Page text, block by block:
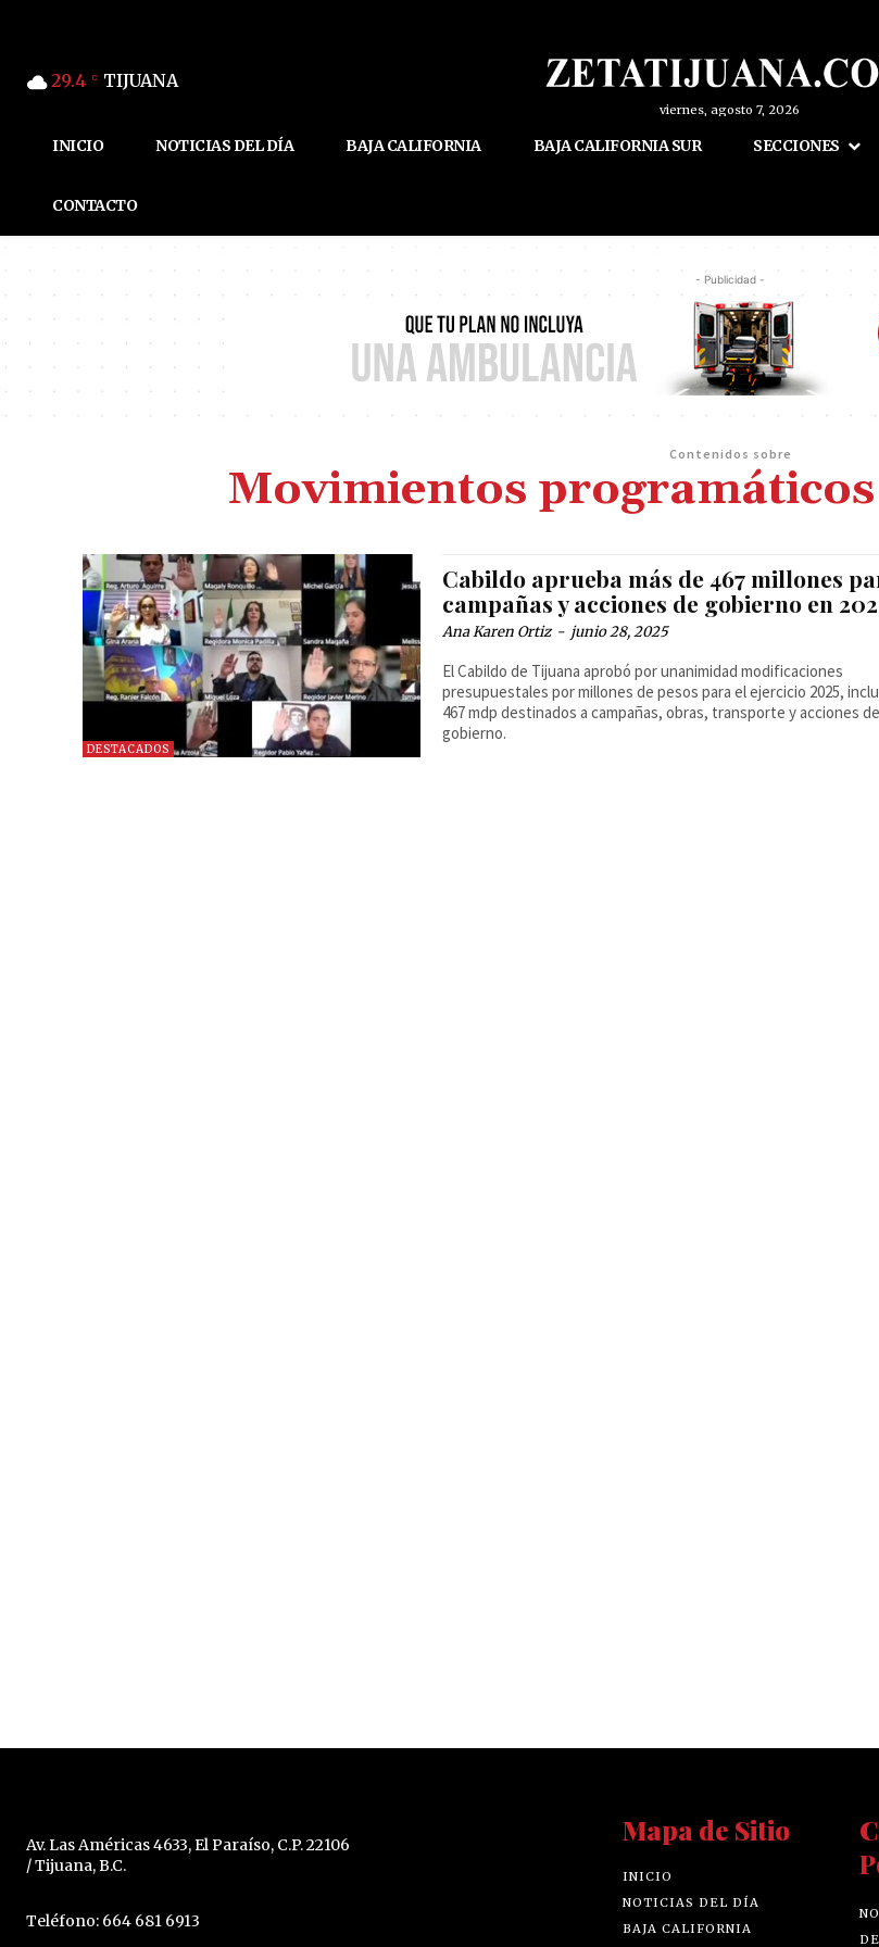
29.4 C TIJUANA
viernes, agosto 7, 2026
INICIO NOTICIAS DEL DÍA BAJA CALIFORNIA BAJA CALIFORNIA SUR SECCIONES
CONTACTO
- Publicidad -
Contenidos sobre
Movimientos
DESTACADOS
Cabildo aprueba más de 467 millones
campañas y acciones de gobierno en
Ana Karen Ortiz - junio 28, 2025
El Cabildo de Tijuana aprobó por unanimidad modificaciones
presupuestales por millones de pesos para el ejercicio 2025,
467 mdp destinados a campañas, obras, transporte y acciones de
gobierno.
Av. Las Américas 4633, El Paraíso, C.P. 22106
/ Tijuana, B.C.
Teléfono: 664 681 6913
Mapa de Sitio
INICIO
NOTICIAS DEL DÍA
BAJA CALIFORNIA